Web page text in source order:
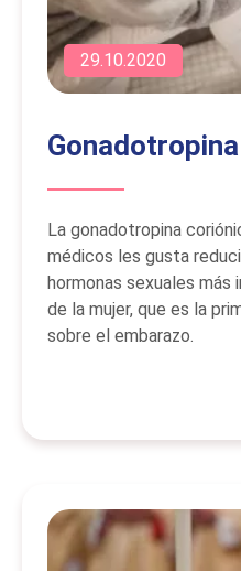
29.10.2020
La gonadotropina
médicos les gusta
hormonas sexuales
de la mujer, que es la
sobre el embarazo.